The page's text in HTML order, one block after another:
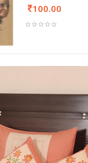
100.00